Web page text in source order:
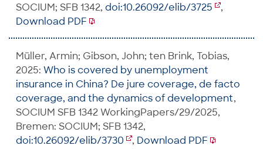
SOCIUM; SFB 1342, doi:10.26092/elib/3725
,
Download PDF
Müller, Armin; Gibson, John; ten Brink, Tobias,
2025: Who is covered by unemployment
insurance in China? De jure coverage, de facto
coverage, and the dynamics of development,
SOCIUM SFB 1342 WorkingPapers/29/2025,
Bremen: SOCIUM; SFB 1342,
doi:10.26092/elib/3730
, Download PDF